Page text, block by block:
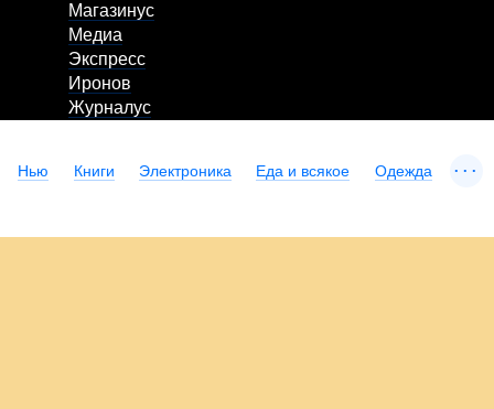
Магазинус
Медиа
Экспресс
Иронов
Журналус
Нью Книги Электроника Еда и всякое Одежда ...